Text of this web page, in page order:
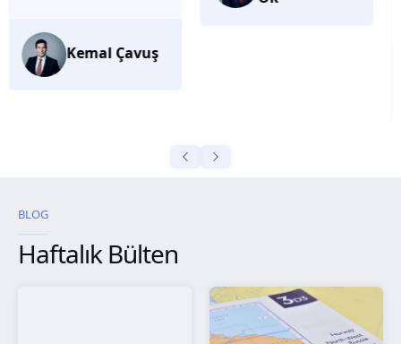
BLOG
Haftalık Bülten